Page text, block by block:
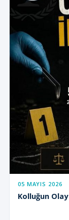
05 MAYIS 2026
Kolluğun